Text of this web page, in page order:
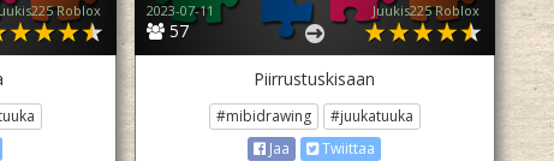
Roblox
57
2023-07-11 Juukis225 Roblox
Piirrustuskisaan
#mibidrawing
#juukatuuka
Jaa
Twiittaa